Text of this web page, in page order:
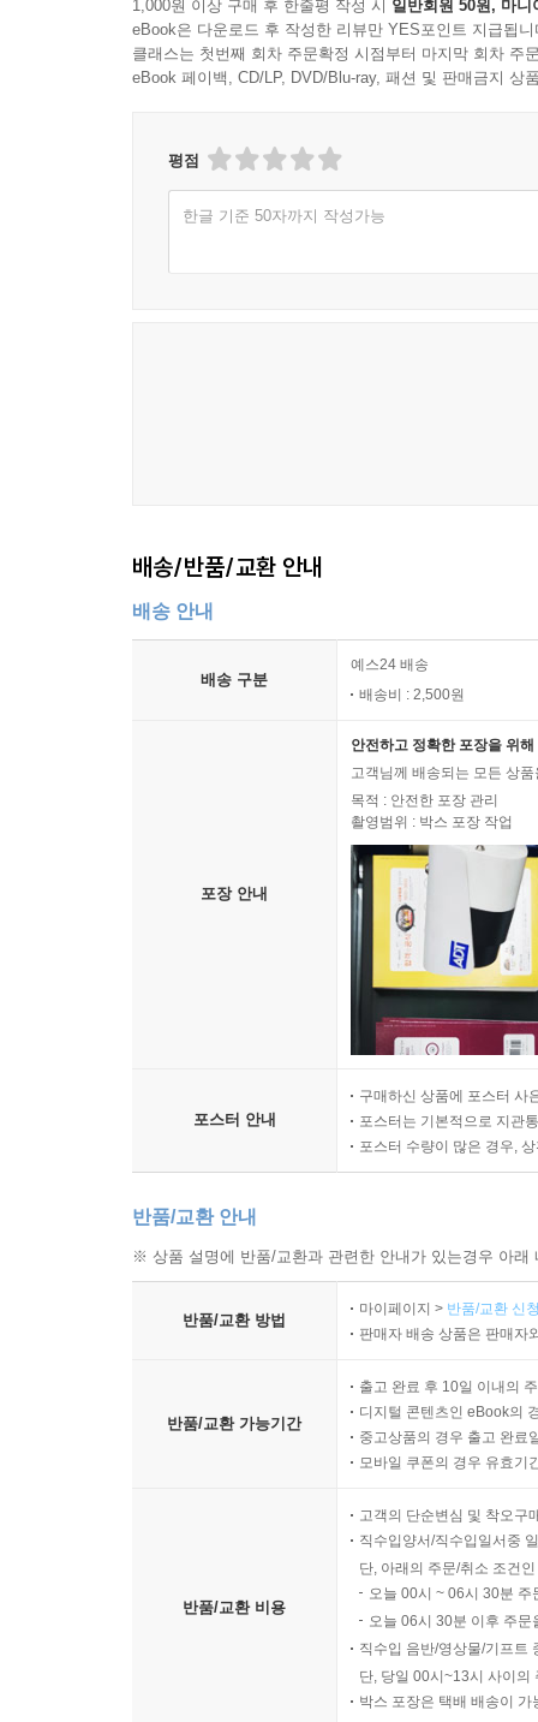
1,000원 이상 구매 후 한줄평 작성 시 일반회원 50원, 마니
eBook은 다운로드 후 작성한 리뷰만 YES포인트 지급됩니
클래스는 첫번째 회차 주문확정 시점부터 마지막 회차 주
eBook 페이백, CD/LP, DVD/Blu-ray, 패션 및 판매금지 상
평점
한글 기준 50자까지 작성가능
배송/반품/교환 안내
배송 안내
배송 구분
예스24 배송
배송비 : 2,500원
포장 안내
안전하고 정확한 포장을 위
고객님께 배송되는 모든 상
목적 : 안전한 포장 관리
촬영범위 : 박스 포장 작업
포스터 안내
구매하신 상품에 포스터 사
포스터는 기본적으로 지관
포스터 수량이 많은 경우,
반품/교환 안내
※ 상품 설명에 반품/교환과 관련한 안내가 있는경우 아
반품/교환 방법
마이페이지 > 반품/교환 신
판매자 배송 상품은 판매자
반품/교환 가능기간
출고 완료 후 10일 이내의
디지털 콘텐츠인 eBook의
중고상품의 경우 출고 완료
모바일 쿠폰의 경우 유효기
반품/교환 비용
고객의 단순변심 및 착오구
직수입양서/직수입일서중
단, 아래의 주문/취소 조건
오늘 00시 ~ 06시 30분
오늘 06시 30분 이후 주
직수입 음반/영상물/기프트
단, 당일 00시~13시 사이의
박스 포장은 택배 배송이